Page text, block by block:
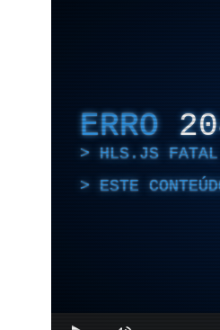
ERRO
HLS.JS FATAL
ESTE